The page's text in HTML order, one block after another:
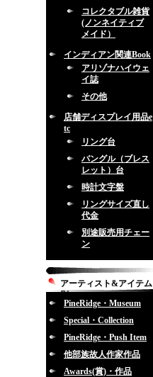
コレクタブル雑貨
(ノンネイティブ
メイド）
インディアン関連Book
アリゾナハイウェ
イ誌
その他
店舗ディスプレイ用品e
tc
リング台
バングル（ブレス
レット）台
時計文字盤
リングサイズ直し
代金
別途販売用チェー
ン
アーティスト&アイテム
別
PineRidge・Museum
Special・Collection
PineRidge・Push Item
他部族故人作家作品
Awards(賞)・作品